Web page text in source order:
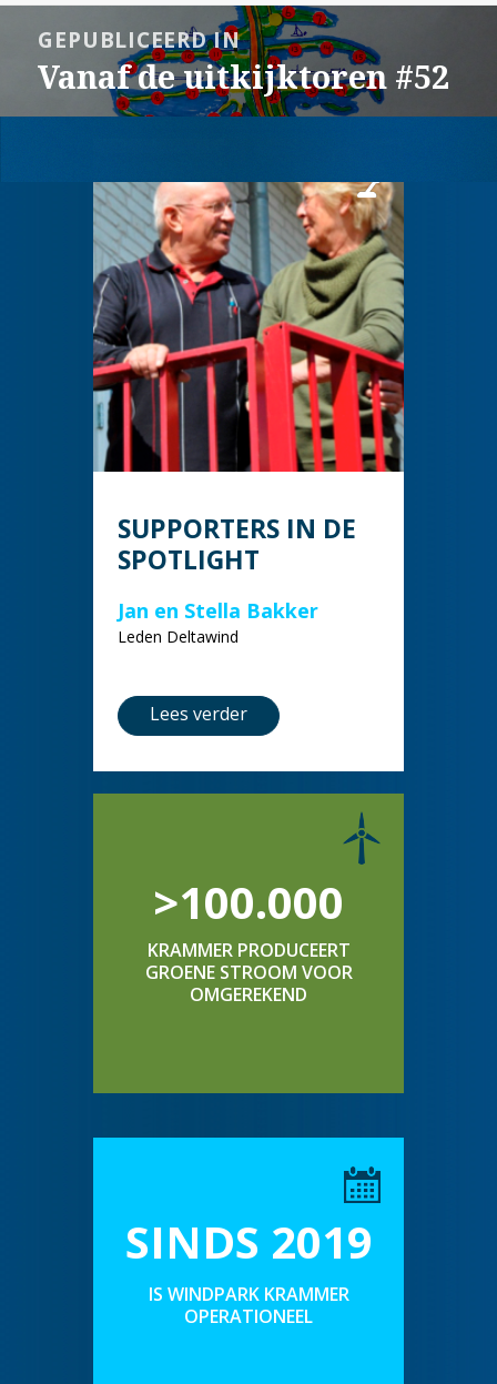
grootte
navigatieGEPUBLICEERD IN
Vanaf de uitkijktoren #52
SUPPORTERS IN DE
SPOTLIGHT
Jan en Stella Bakker
Leden Deltawind
Lees verder
>100.000
KRAMMER PRODUCEERT
GROENE STROOM VOOR
OMGEREKEND
SINDS 2019
IS WINDPARK KRAMMER
OPERATIONEEL